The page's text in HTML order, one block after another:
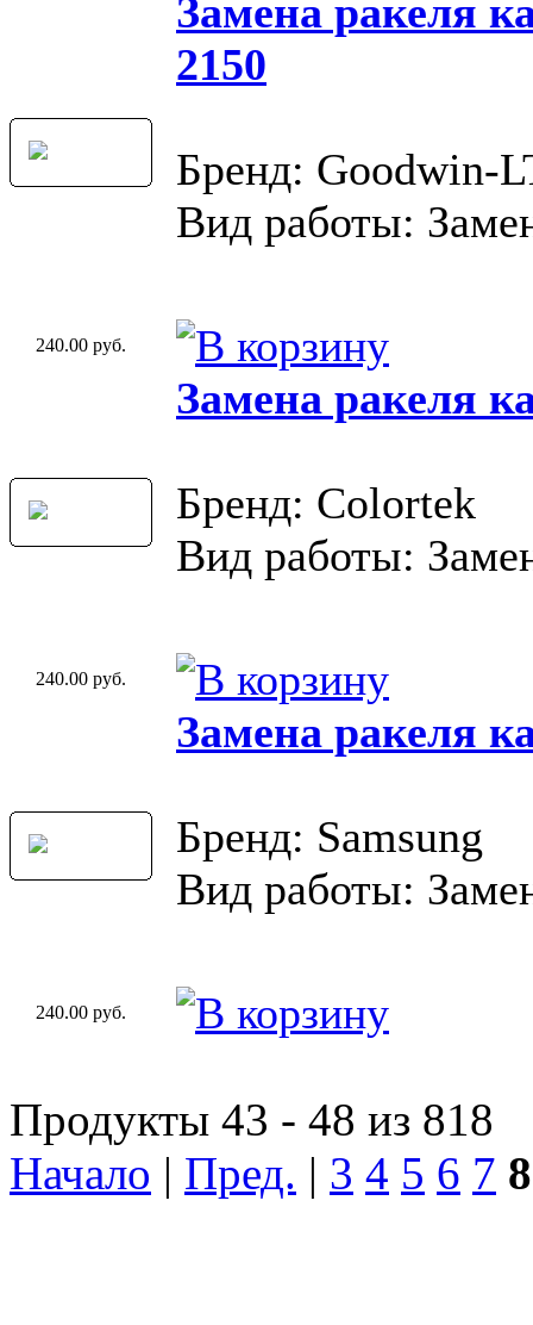
Замена ракеля
2150
Бренд: Goodwin-
Вид работы:
240.00 руб.
Замена ракеля
Бренд: Colortek
Вид работы:
240.00 руб.
Замена ракеля
Бренд: Samsung
Вид работы:
240.00 руб.
Продукты 43 - 48 из 818
Начало | Пред. | 3 4 5 6 7 8